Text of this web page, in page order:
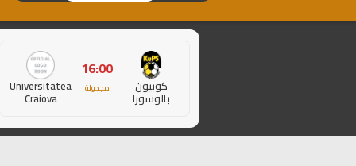
كوبيون
بالوسورا
16:00
مجدولة Universitatea
Craiova